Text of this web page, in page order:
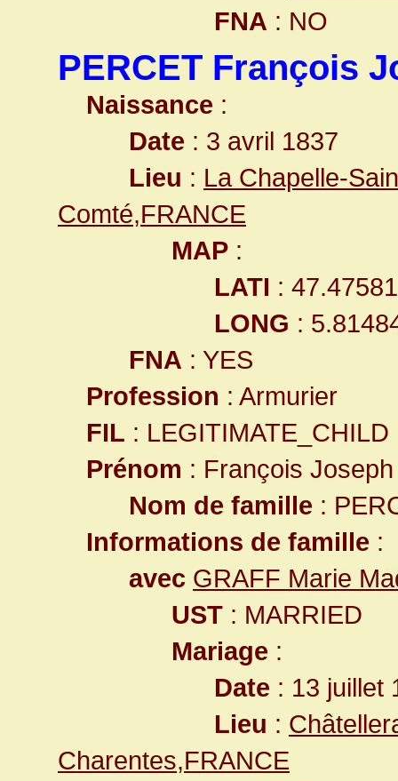
FNA : NO
PERCET François
Naissance :
Date : 3 avril 1837
Lieu : La Chapelle-
Comté,FRANCE
MAP :
LATI :
LONG :
FNA : YES
Profession : Armurier
FIL : LEGITIMATE_CHILD
Prénom : François Joseph
Nom de famille :
Informations de famille :
avec GRAFF Marie
UST : MARRIED
Mariage :
Date : 13 juillet
Lieu :
Charentes,FRANCE